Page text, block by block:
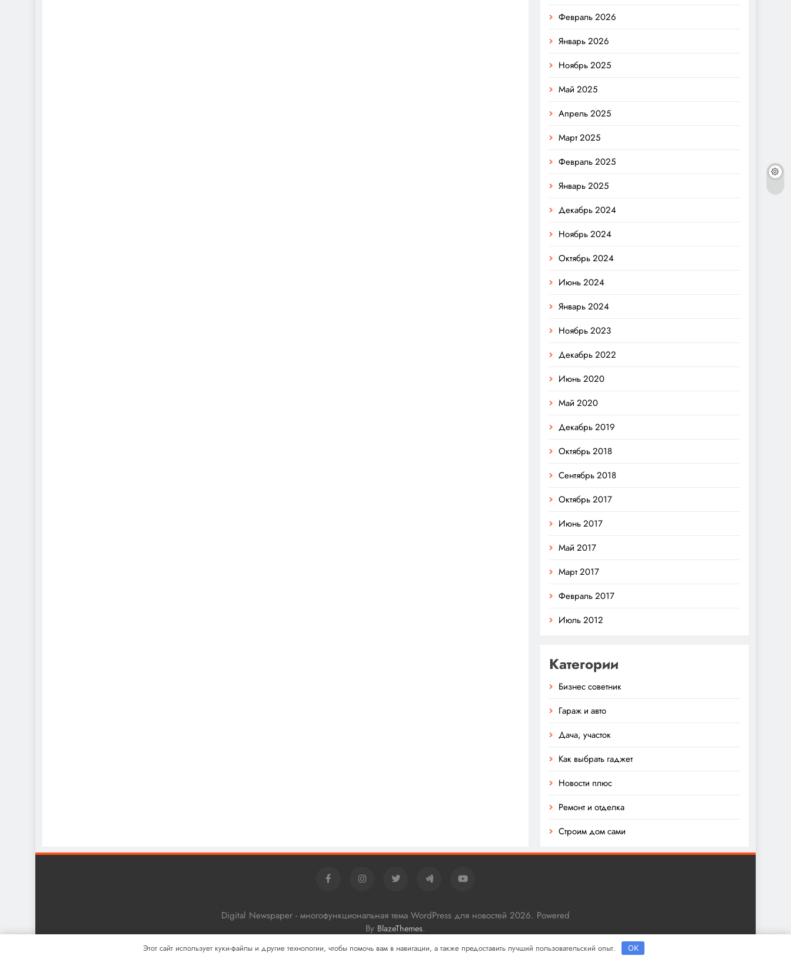
Февраль 2026
Январь 2026
Ноябрь 2025
Май 2025
Апрель 2025
Март 2025
Февраль 2025
Январь 2025
Декабрь 2024
Ноябрь 2024
Октябрь 2024
Июнь 2024
Январь 2024
Ноябрь 2023
Декабрь 2022
Июнь 2020
Май 2020
Декабрь 2019
Октябрь 2018
Сентябрь 2018
Октябрь 2017
Июнь 2017
Май 2017
Март 2017
Февраль 2017
Июль 2012
Категории
Бизнес советник
Гараж и авто
Дача, участок
Как выбрать гаджет
Новости плюс
Ремонт и отделка
Строим дом сами
Digital Newspaper - многофункциональная тема WordPress для новостей 2026. Powered
By BlazeThemes.
Этот сайт использует куки-файлы и другие технологии, чтобы помочь вам в навигации, а также предоставить лучший пользовательский опыт. OK